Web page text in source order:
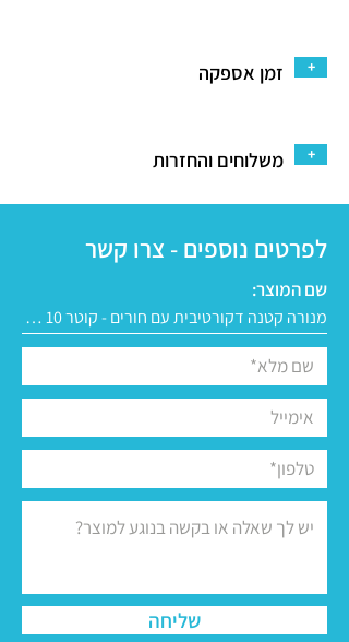
זמן אספקה +
משלוחים והחזרות +
לפרטים נוספים - צרו קשר
שם המוצר:
שליחה